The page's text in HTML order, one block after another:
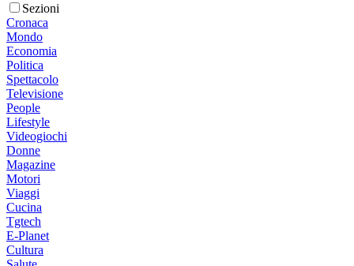
Sezioni
Cronaca
Mondo
Economia
Politica
Spettacolo
Televisione
People
Lifestyle
Videogiochi
Donne
Magazine
Motori
Viaggi
Cucina
Tgtech
E-Planet
Cultura